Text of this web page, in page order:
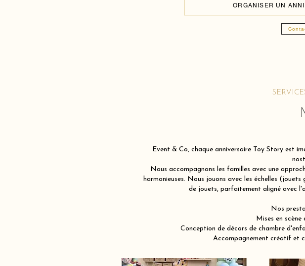
ORGANISER UN
Event & Co, chaque anniversaire Toy Story est
Nous accompagnons les familles avec une
harmonieuses. Nous jouons avec les échelles
de jouets, parfaitement aligné avec
Nos
Mises en scène
Conception de décors de chambre
Accompagnement créatif et